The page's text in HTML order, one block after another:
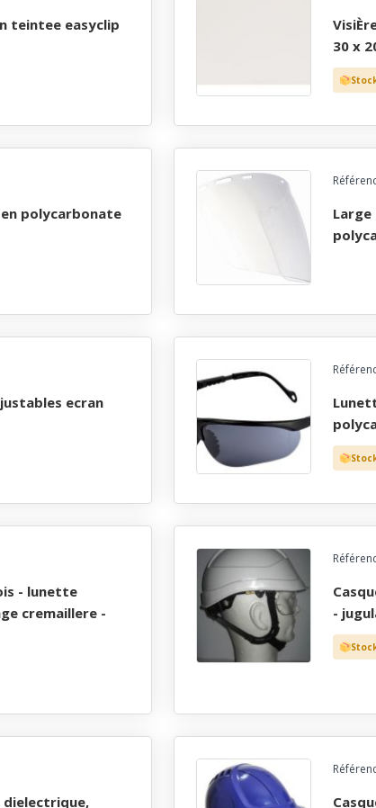
visiÈre transparente de rechange en polycarbonate
30 x
large Écran de protection sphÉrique en
lunettes forme arrondie branches ajustables ecran
cremaillere -
casque polyvalent abs 48 mois - lunette retractable
-
casque industrie abs, non-ventile, dielectrique,